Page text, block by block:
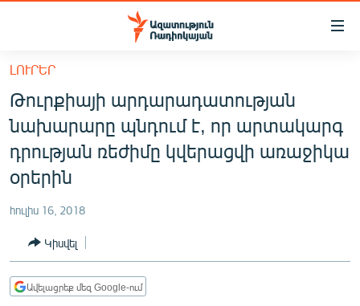
Մատչելիության
հիմնական
բովանդակությանը
Անցնել
հիմնական
մենյուին
Որոնում
ՀԱՅԱՍՏԱՆ
ՔԱՂԱՔԱԿԱՆ
ԸՆՏՐՈՒԹՅՈՒՆՆԵՐ 2026
ՏՆՏԵՍՈՒԹՅՈՒՆ
ՂԱՐԱԲԱՂ
ԼՈՒՐԵՐ
Թուրքիայի արդարադատության
նախարարը պնդում է, որ արտակարգ
դրության ռեժիմը կվերացվի առաջիկա
օրերին
հուլիս 16, 2018
Կիսվել
Ավելացրեք մեզ Google-ում